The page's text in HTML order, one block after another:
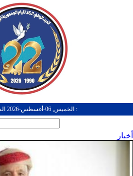
: الخميس, 06-أغسطس-2026 الساعة: 07:55 م
أخبار